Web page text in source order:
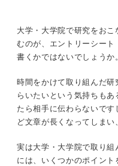
面接官の目を引
要チェック！
ト
※AIの特性上、間違いが含
と併せてご確認ください
大学・大学院で研究をお
むのが、エントリーシー
書くかではないでしょうか。
時間をかけて取り組んだ
らいたいという気持ちも
たら相手に伝わらないで
ど文章が長くなってしまい
実は大学・大学院で取り
には、いくつかのポイント